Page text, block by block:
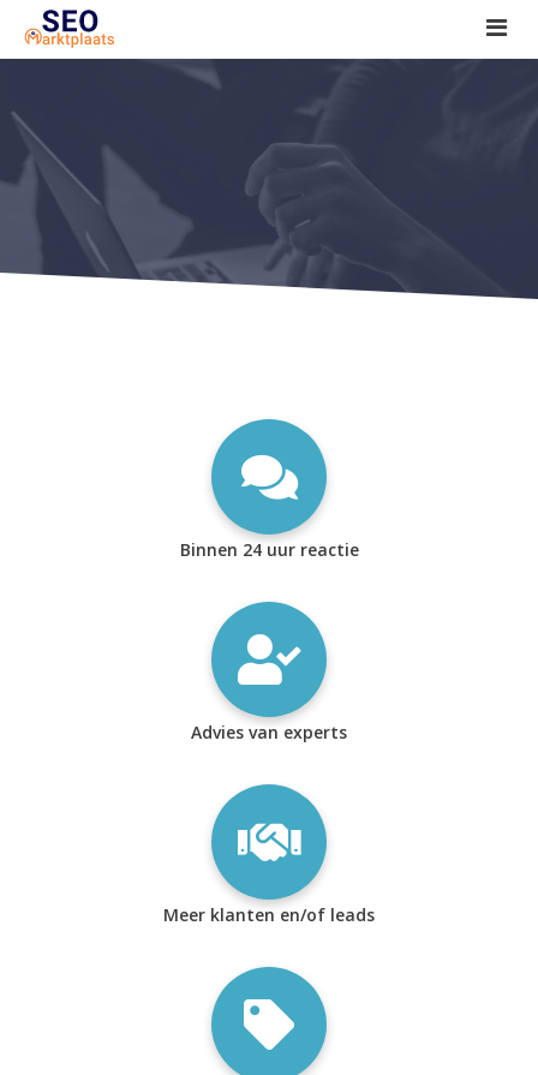
SEO tools reviews
Marketeer bij jou in de buurt?
Offerte
1. Seo voor beginners +
2. Onderzoeken +
Binnen 24 uur reactie
Advies van experts
Meer klanten en/of leads